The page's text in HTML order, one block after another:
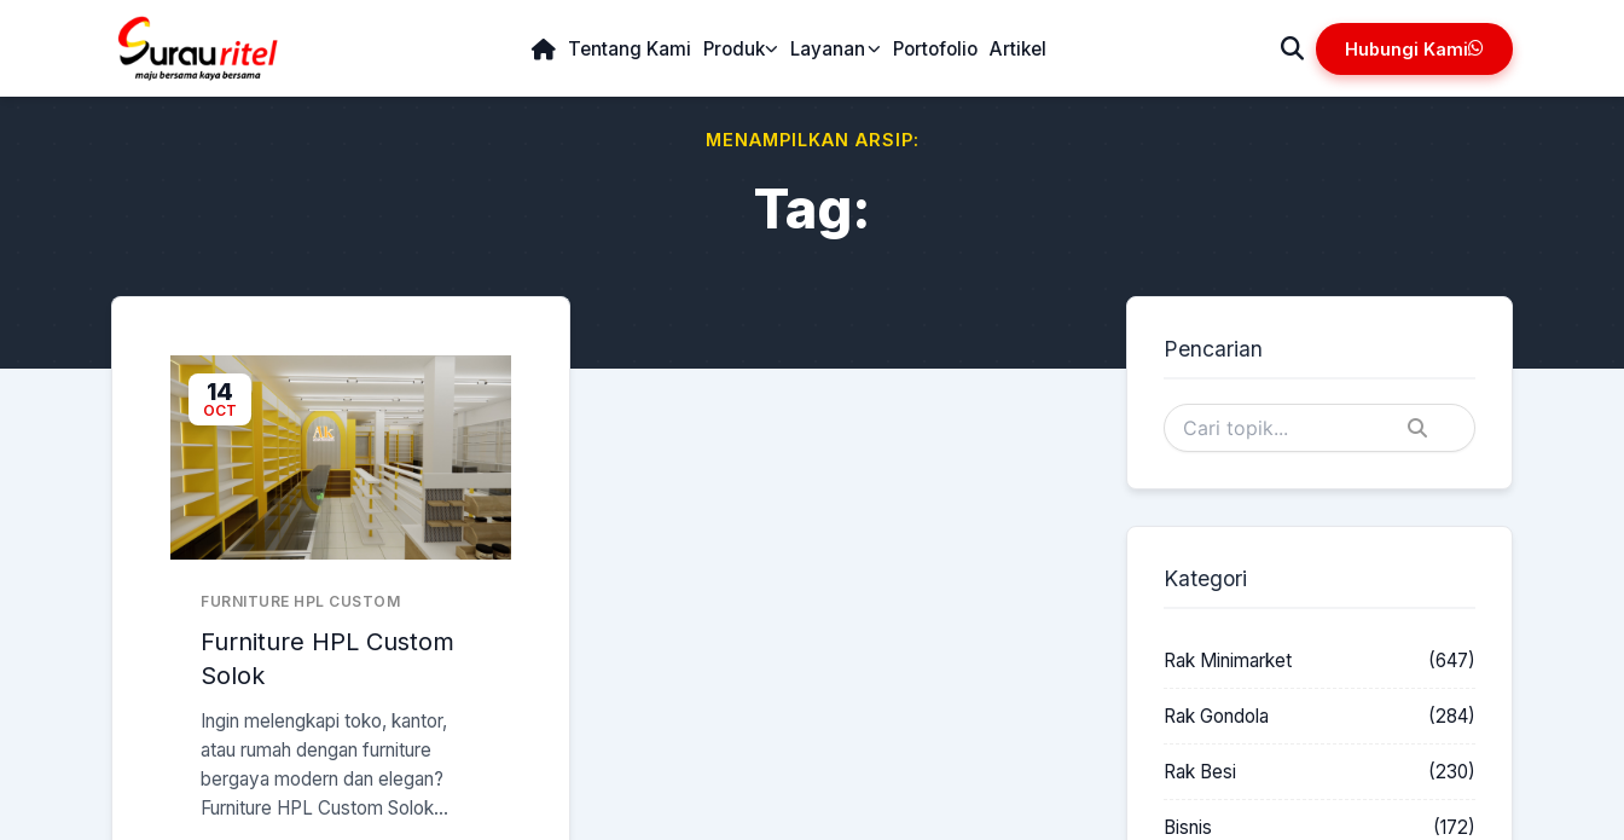
Tentang Kami Produk Layanan Portofolio Artikel Hubungi Kami
MENAMPILKAN ARSIP:
Tag:
14
OCT
FURNITURE HPL CUSTOM
Furniture HPL Custom
Solok
Ingin melengkapi toko, kantor,
atau rumah dengan furniture
bergaya modern dan elegan?
Furniture HPL Custom Solok...
Pencarian
Kategori
Rak Minimarket (647)
Rak Gondola (284)
Rak Besi (230)
Bisnis (172)